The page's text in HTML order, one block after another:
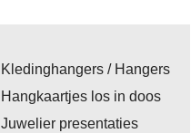
Kledinghangers / Hangers
Hangkaartjes los in doos
Juwelier presentaties